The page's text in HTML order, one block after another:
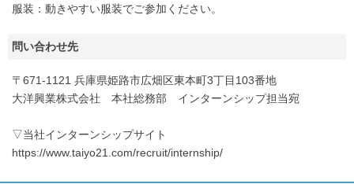
服装：動きやすい服装でご参加ください。
問い合わせ先
〒671-1121 兵庫県姫路市広畑区東本町3丁目103番地
大洋興業株式会社 本社総務部 インターンシップ担当宛
▽当社インターンシップサイト
https://www.taiyo21.com/recruit/internship/